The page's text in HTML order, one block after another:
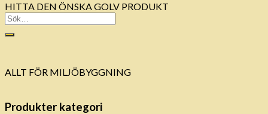
HITTA DEN ÖNSKA GOLV PRODUKT
ALLT FÖR MILJÖBYGGNING
Produkter kategori